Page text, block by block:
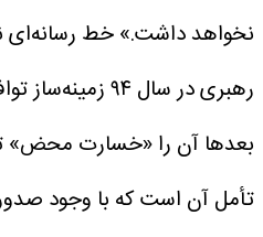
نخواهد داشت.»خط رسانه‌ای
رهبری در سال ۹۴
بعد‌ها آن را «خسارت محض»
تأمل آن است که با وجود